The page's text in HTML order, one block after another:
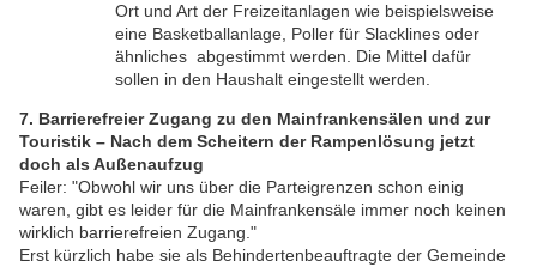
Ort und Art der Freizeitanlagen wie beispielsweise
eine Basketballanlage, Poller für Slacklines oder
ähnliches abgestimmt werden. Die Mittel dafür
sollen in den Haushalt eingestellt werden.
7. Barrierefreier Zugang zu den Mainfrankensälen und zur
Touristik – Nach dem Scheitern der Rampenlösung jetzt
doch als Außenaufzug
Feiler: "Obwohl wir uns über die Parteigrenzen schon einig
waren, gibt es leider für die Mainfrankensäle immer noch keinen
wirklich barrierefreien Zugang."
Erst kürzlich habe sie als Behindertenbeauftragte der Gemeinde